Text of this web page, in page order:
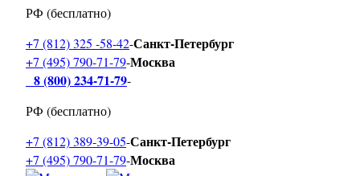
РФ (бесплатно)
+7 (812) 325 -58-42-Санкт-Петербург
+7 (495) 790-71-79-Москва
8 (800) 234-71-79-
РФ (бесплатно)
+7 (812) 389-39-05-Санкт-Петербург
+7 (495) 790-71-79-Москва